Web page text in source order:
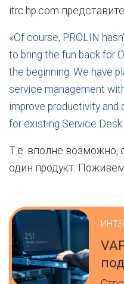
itrc.hp.com
«Of course, PROLIN
to bring the fun back for
the beginning. We have
service management
improve productivity
for existing Service
Т.е. вполне возможно,
один продукт.